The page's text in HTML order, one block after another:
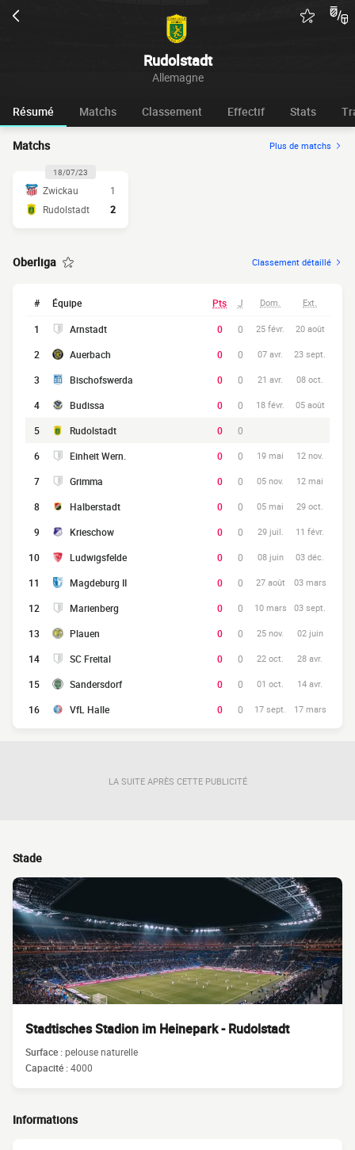
Rudolstadt
Allemagne
Résumé Matchs Classement Effectif Stats
Matchs Plus de matchs
18/07/23
Zwickau
1
Rudolstadt
2
Oberliga Classement détaillé
# Équipe Pts J Dom. Ext.
1 Arnstadt 0 0 25 févr. 20 août
2 Auerbach 0 0 07 avr. 23 sept.
3 Bischofswerda 0 0 21 avr. 08 oct.
4 Budissa 0 0 18 févr. 05 août
5 Rudolstadt 0
0
6
Einheit Wern. 0 0 19 mai 12 nov.
7 Grimma 0 0 05 nov. 12 mai
8 Halberstadt 0 0 05 mai 29 oct.
9 Krieschow 0 0 29 juil. 11 févr.
10 Ludwigsfelde 0 0 08 juin 03 déc.
11 Magdeburg II 0 0 27 août 03 mars
12 Marienberg 0 0 10 mars 03 sept.
13 Plauen 0 0 25 nov. 02 juin
14 SC Freital 0 0 22 oct. 28 avr.
15 Sandersdorf 0 0 01 oct. 14 avr.
16 VfL Halle 0 0 17 sept. 17 mars
LA SUITE APRÈS CETTE PUBLICITÉ
Stade
Stadtisches Stadion im Heinepark - Rudolstadt
Surface :pelouse naturelle
Capacité :4000
Informations